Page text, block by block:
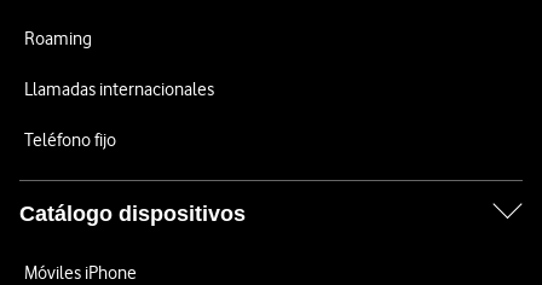
Roaming
Llamadas internacionales
Teléfono fijo
Catálogo dispositivos
Móviles iPhone